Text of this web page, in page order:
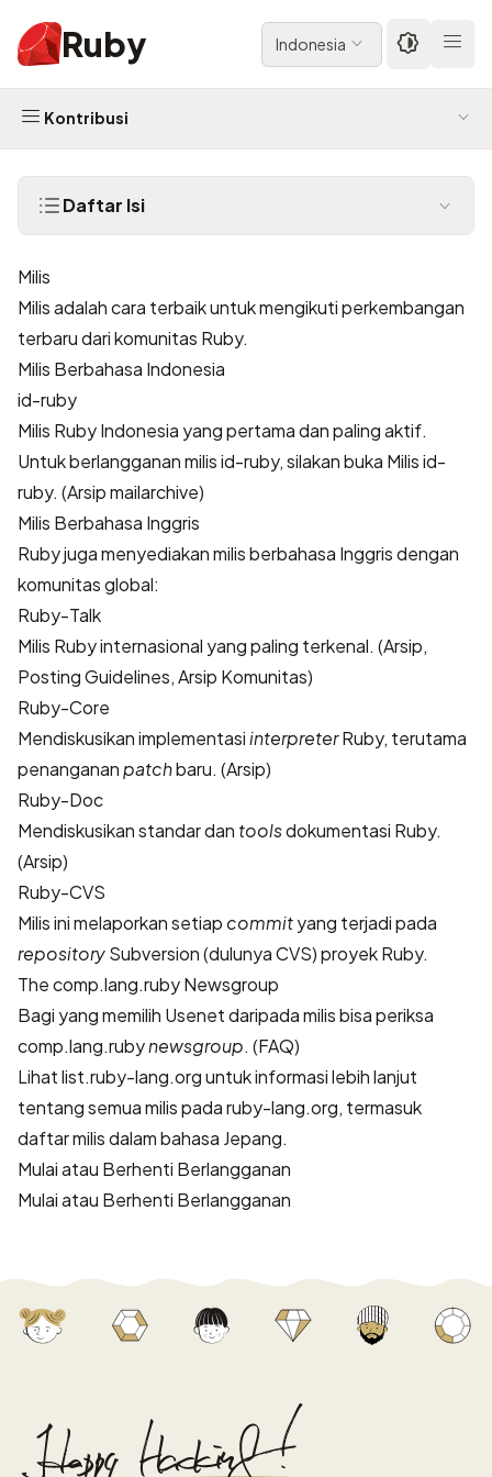
Ruby Indonesia
Kontribusi
Daftar Isi
Milis
Milisadalah cara terbaik untuk mengikuti perkembangan
terbaru dari komunitas Ruby.
Milis Berbahasa Indonesia
id-ruby
Milis Ruby Indonesia yang pertama dan paling aktif.
Untuk berlangganan milis id-ruby, silakan buka Milis id-
ruby. (Arsipmailarchive)
Milis Berbahasa Inggris
Ruby juga menyediakan milis berbahasa Inggris dengan
komunitas global:
Ruby-Talk
Milis Ruby internasional yang paling terkenal. (Arsip,
Posting Guidelines,Arsip Komunitas)
Ruby-Core
Mendiskusikan implementasiinterpreterRuby, terutama
penangananpatchbaru. (Arsip)
Ruby-Doc
Mendiskusikan standar dan toolsdokumentasi Ruby.
(Arsip)
Ruby-CVS
Milis ini melaporkan setiap commityang terjadi pada
repositorySubversion (dulunya CVS) proyek Ruby.
The comp.lang.ruby Newsgroup
Bagi yang memilih Usenet daripada milis bisa periksa
comp.lang.rubynewsgroup. (FAQ)
Lihatlist.ruby-lang.orguntuk informasi lebih lanjut
tentang semua milis pada ruby-lang.org, termasuk
daftar milis dalam bahasa Jepang.
Mulai atau Berhenti Berlangganan
Mulai atau Berhenti Berlangganan